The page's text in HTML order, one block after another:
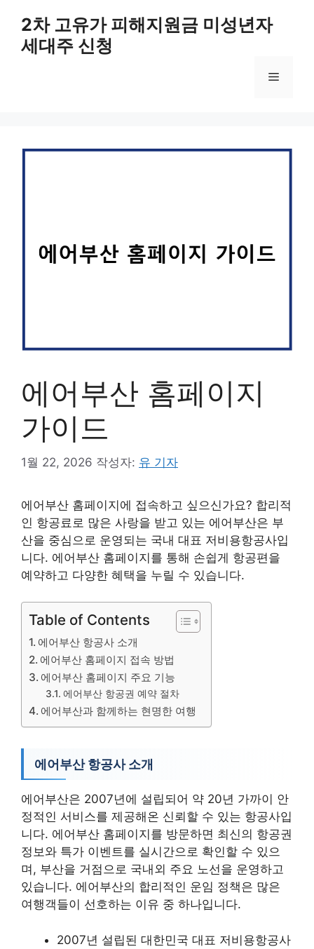
2차 고유가 피해지원금 미성년자
세대주 신청
메
에어부산 홈페이지
가이드
1월 22, 2026 작성자: 유 기자
에어부산 홈페이지에 접속하고 싶으신가요? 합리적
인 항공료로 많은 사랑을 받고 있는 에어부산은 부
산을 중심으로 운영되는 국내 대표 저비용항공사입
니다. 에어부산 홈페이지를 통해 손쉽게 항공편을
예약하고 다양한 혜택을 누릴 수 있습니다.
Table of Contents
에어부산 항공사 소개
에어부산 홈페이지 접속 방법
에어부산 홈페이지 주요 기능
에어부산 항공권 예약 절차
에어부산과 함께하는 현명한 여행
에어부산 항공사 소개
에어부산은 2007년에 설립되어 약 20년 가까이 안
정적인 서비스를 제공해온 신뢰할 수 있는 항공사입
니다. 에어부산 홈페이지를 방문하면 최신의 항공권
정보와 특가 이벤트를 실시간으로 확인할 수 있으
며, 부산을 거점으로 국내외 주요 노선을 운영하고
있습니다. 에어부산의 합리적인 운임 정책은 많은
여행객들이 선호하는 이유 중 하나입니다.
2007년 설립된 대한민국 대표 저비용항공사